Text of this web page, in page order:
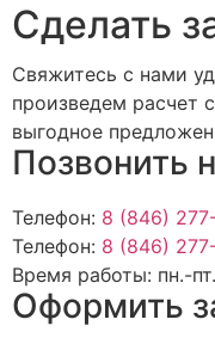
Cделать
Свяжитесь с нами
произведем расчет
выгодное
Позвонить
Телефон: 8 (846)
Телефон: 8 (846)
Время работы: пн.-
Оформить